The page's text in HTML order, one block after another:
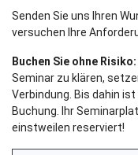
Senden Sie uns Ihren
versuchen Ihre
Buchen Sie ohne Risiko:
Seminar zu klären,
Verbindung. Bis dahin
Buchung. Ihr
einstweilen reserviert!